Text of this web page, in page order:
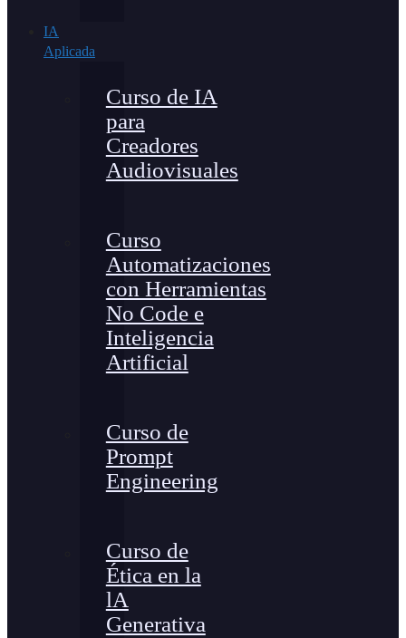
IA
Aplicada
Curso de IA
para
Creadores
Audiovisuales
Curso
Automatizaciones
con Herramientas
No Code e
Inteligencia
Artificial
Curso de
Prompt
Engineering
Curso de
Ética en la
lA
Generativa